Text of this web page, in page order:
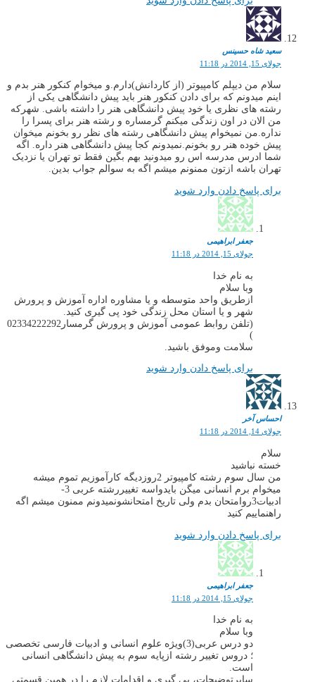
سعید شاه حسینس
جولای 15, 2014 در 11:18
سلام من دیپلم کامپیوتر (از کاردانش)دارم.و میخوام کنکور هنر بدم و
اینم میدونم که برای دادن کنکور هنر باید پیش دانشگاهی یکی از
رشته های نظری یا خود پیش دانشگاهی هنر را داشته باشی. شهرکه
من الان در اون زندگی میکنم گرمساره و رشته هنر برای پسرا را
نداره.من نمیخوام پیش دانشگاهی رشته های نظر رو بخونم میخوان
پیش خوده هنر رو بخونم.نمیدونم کجا پیش دانشگاهی هنر داره. اگه
شما ادرس مدرسه اس رو میدونید بهم بگین فقط تو تهران یا نزدیک
تهران باشه ازتون ممنونم میشم اگه به سوالم جواب بدین.
برای پاسخ دادن وارد شوید
جعفر ابراهیمی
جولای 15, 2014 در 11:18
به نام خدا
وبا سلام
ازطریق واحد متوسطه و یا مشاوره اداره آموزش و پرورش
شهر و یا استان محل زندگی خود پی گیری کنید.
(تلفن روابط عمومی آموزش و پرورش گرمسار02334222292
)
سلامت وموفق باشید.
برای پاسخ دادن وارد شوید
احساس آخر
جولای 14, 2014 در 11:18
سلام
خسته نباشید
من سال سوم رشته کامپیوتر 2روزدیگه کارآموزیم تموم میشه
میخوام برم انسانی میگن بایدواسه تغییررشته عربی 3-
ادبیات3روامتحان بدم ولی تاریخ امتحانشونمیدونم ممنون میشم اگه
راهنماییم کنید
برای پاسخ دادن وارد شوید
جعفر ابراهیمی
جولای 15, 2014 در 11:18
به نام خدا
وبا سلام
دو درس عربی(3)ویژه علوم انسانی و ادبیات فارسی تخصصی
؛ دروس تغییر رشته ازپایه سوم به پیش دانشگاهی انسانی
است.
سایرتوضیحات، پی گیری و اقدامات لازم را در همین قسمتی